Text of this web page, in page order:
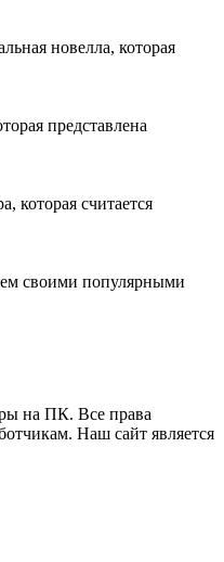
новелла, которая
представлена
которая считается
своими популярными
на ПК. Все права
Наш сайт является